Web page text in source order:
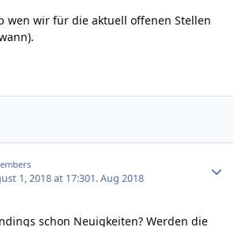
wen wir für die aktuell offenen Stellen
1, 2018 at 17:301. Aug 2018
schon Neuigkeiten? Werden die